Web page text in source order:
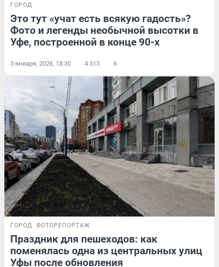
ГОРОД
Это тут «учат есть всякую гадость»?
Фото и легенды необычной высотки в
Уфе, построенной в конце 90-х
3 января, 2026, 18:30 4 313 6
ГОРОД ФОТОРЕПОРТАЖ
Праздник для пешеходов: как
поменялась одна из центральных улиц
Уфы после обновления